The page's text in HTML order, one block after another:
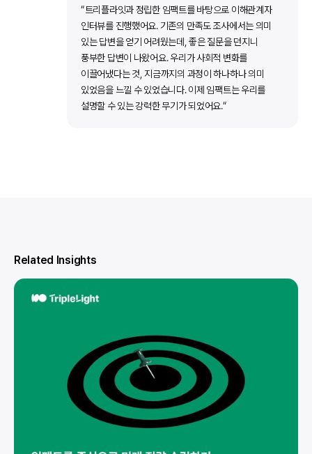
“트리플라잇과 정립한 임팩트를 바탕으로 이해관계자
인터뷰를 진행했어요. 기존의 만족도 조사에서는 의미
있는 답변을 얻기 어려웠는데, 좋은 질문을 던지니
풍부한 답변이 나왔어요. 우리가 사회적 변화를
이끌어냈다는 것, 지금까지의 과정이 하나하나 의미
있었음을 느낄 수 있었습니다. 이제 임팩트는 우리를
설명할 수 있는 강력한 무기가 되었어요.“
Related Insights